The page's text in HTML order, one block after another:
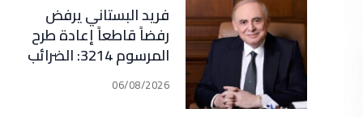
فريد البستاني يرفض
رفضاً قاطعاً إعادة طرح
المرسوم 3214: الضرائب
الجديدة تعرقل التعافي
الاقتصادي وتناقض
06/08/2026